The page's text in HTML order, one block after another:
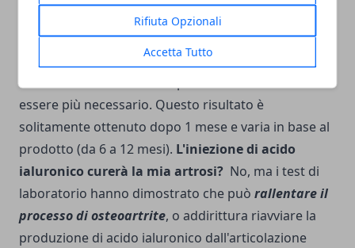
Rifiuta Opzionali
Accetta Tutto
Questi risultati possono spesso ridurre o addirittura
interrompere l'assunzione di analgesici. L'uso di
farmaci anti-infiammatori potrebbe anche non
essere più necessario. Questo risultato è
solitamente ottenuto dopo 1 mese e varia in base al
prodotto (da 6 a 12 mesi). L'iniezione di acido
ialuronico curerà la mia artrosi? No, ma i test di
laboratorio hanno dimostrato che può rallentare il
processo di osteoartrite, o addirittura riavviare la
produzione di acido ialuronico dall'articolazione